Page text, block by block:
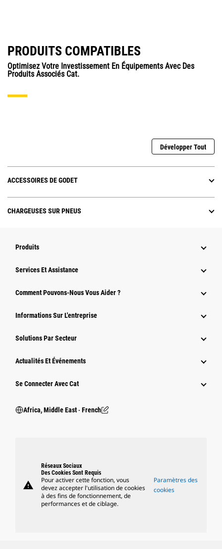
PRODUITS COMPATIBLES
Optimisez Votre Investissement En Équipements Avec Des
Produits Associés Cat.
Développer Tout
ACCESSOIRES DE GODET
CHARGEUSES SUR PNEUS
Produits
Services Et Assistance
Comment Pouvons-Nous Vous Aider ?
Informations Sur L'entreprise
Solutions Par Secteur
Actualités Et Événements
Se Connecter Avec Cat
Africa, Middle East ‧ French
warning
Réseaux Sociaux
Des Cookies Sont Requis
Pour activer cette fonction, vous
devez accepter l'utilisation de cookies
à des fins de fonctionnement, de
performances et de ciblage.
Paramètres des
cookies